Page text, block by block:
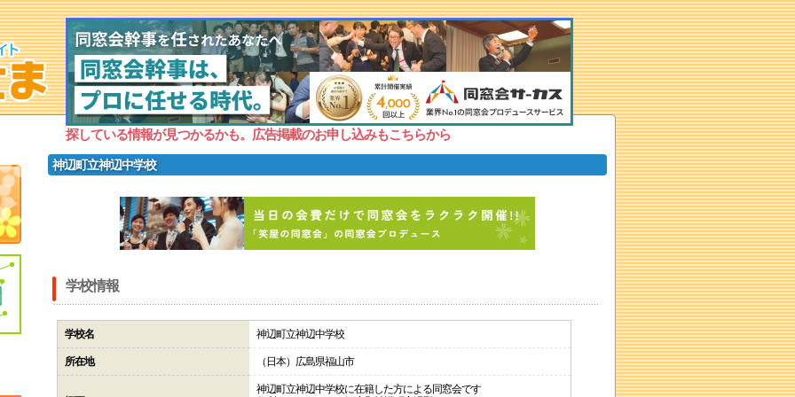
探している情報が見つかるかも。広告掲載のお申し込みもこちらから
神辺町立神辺中学校
学校情報
学校名 神辺町立神辺中学校
所在地 （日本）広島県福山市
神辺町立神辺中学校に在籍した方による同窓会です